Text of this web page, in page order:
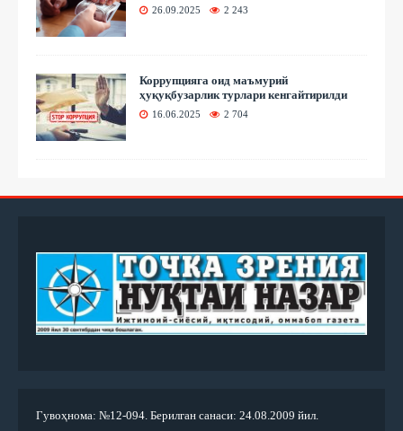
26.09.2025 2 243
Коррупцияга оид маъмурий
ҳуқуқбузарлик турлари кенгайтирилди
16.06.2025 2 704
Гувоҳнома: №12-094. Берилган санаси: 24.08.2009 йил.